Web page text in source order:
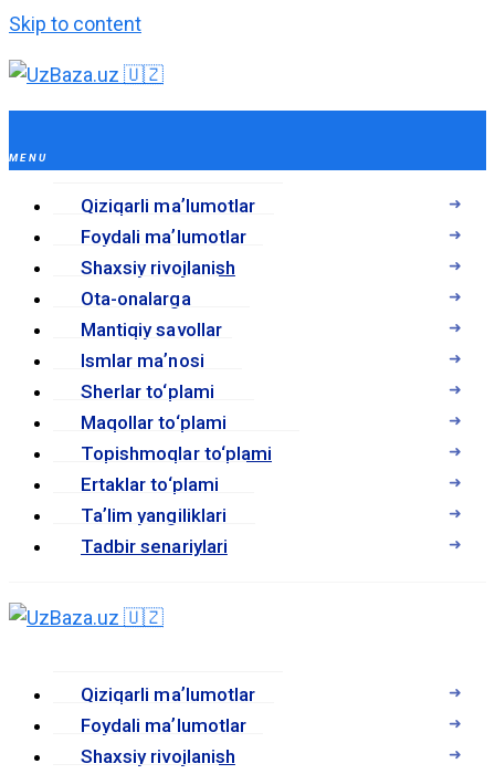
Skip to content
Qiziqarli maʼlumotlar
Foydali maʼlumotlar
Shaxsiy rivojlanish
Ota-onalarga
Mantiqiy savollar
Ismlar maʼnosi
Sherlar to‘plami
Maqollar to‘plami
Topishmoqlar to‘plami
Ertaklar to‘plami
Taʼlim yangiliklari
Tadbir senariylari
Qiziqarli maʼlumotlar
Foydali maʼlumotlar
Shaxsiy rivojlanish